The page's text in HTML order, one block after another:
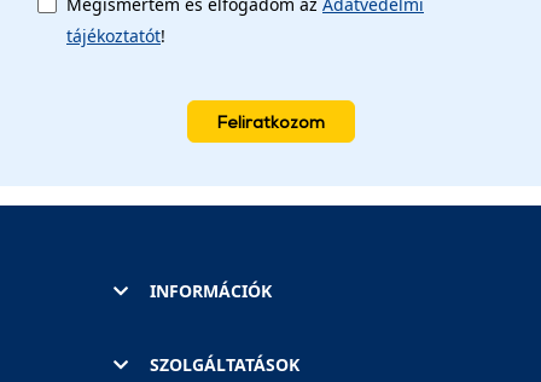
tájékoztatót!
Feliratkozom
INFORMÁCIÓK
SZOLGÁLTATÁSOK